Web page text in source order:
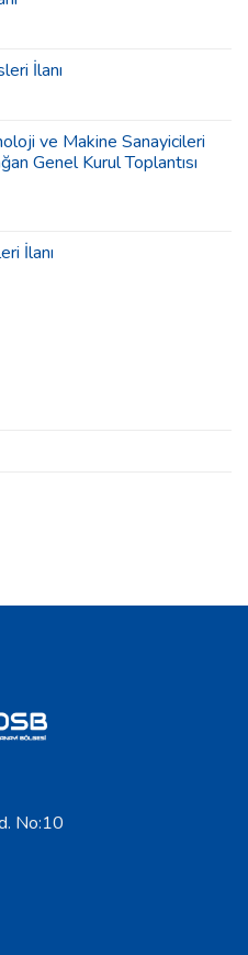
İlanı
ve Makine Sanayicileri
Genel Kurul Toplantısı
İlanı
No:10